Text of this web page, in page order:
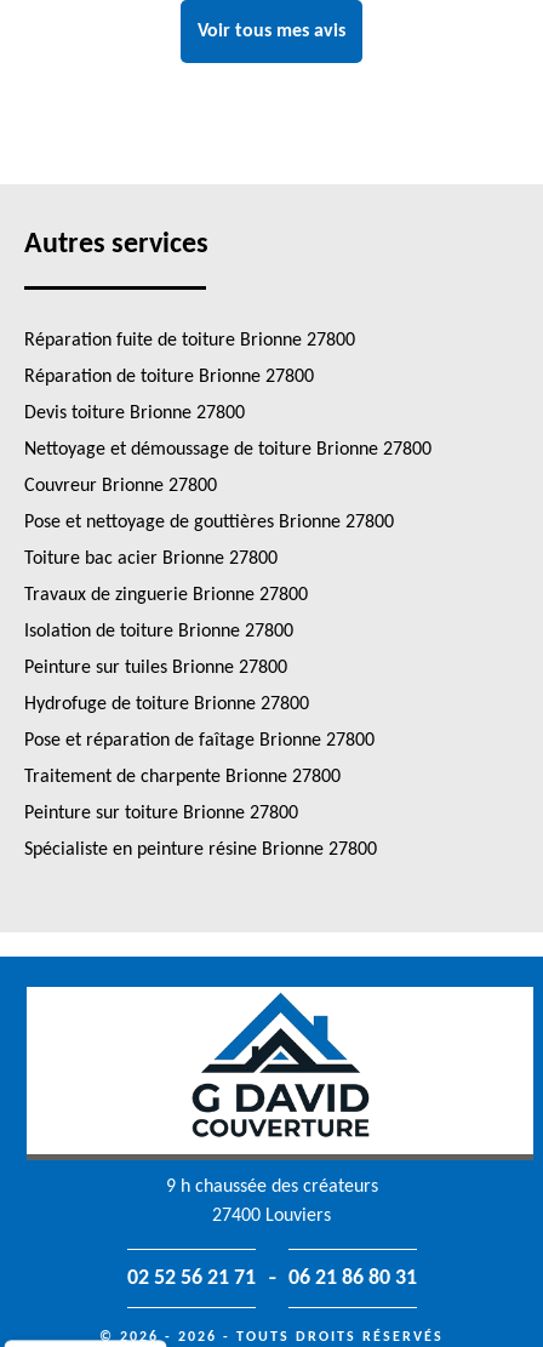
Voir tous mes avis
Autres services
Réparation fuite de toiture Brionne 27800
Réparation de toiture Brionne 27800
Devis toiture Brionne 27800
Nettoyage et démoussage de toiture Brionne 27800
Couvreur Brionne 27800
Pose et nettoyage de gouttières Brionne 27800
Toiture bac acier Brionne 27800
Travaux de zinguerie Brionne 27800
Isolation de toiture Brionne 27800
Peinture sur tuiles Brionne 27800
Hydrofuge de toiture Brionne 27800
Pose et réparation de faîtage Brionne 27800
Traitement de charpente Brionne 27800
Peinture sur toiture Brionne 27800
Spécialiste en peinture résine Brionne 27800
9 h chaussée des créateurs
27400 Louviers
02 52 56 21 71 - 06 21 86 80 31
© 2026 - 2026 - TOUTS DROITS RÉSERVÉS